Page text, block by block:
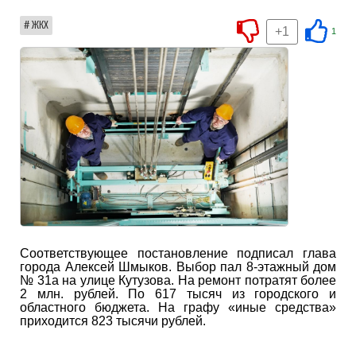
ЖКХ 1
+1
Соответствующее постановление подписал глава
города Алексей Шмыков. Выбор пал 8-этажный дом
№ 31а на улице Кутузова. На ремонт потратят более
2 млн. рублей. По 617 тысяч из городского и
областного бюджета. На графу «иные средства»
приходится 823 тысячи рублей.